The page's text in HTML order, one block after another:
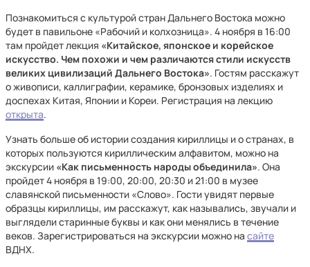
Познакомиться с культурой стран Дальнего Востока можно
будет в павильоне «Рабочий и колхозница». 4 ноября в 16:00
там пройдет лекция «Китайское, японское и корейское
искусство. Чем похожи и чем различаются стили искусств
великих цивилизаций Дальнего Востока». Гостям расскажут
о живописи, каллиграфии, керамике, бронзовых изделиях и
доспехах Китая, Японии и Кореи. Регистрация на лекцию
открыта.
Узнать больше об истории создания кириллицы и о странах, в
которых пользуются кириллическим алфавитом, можно на
экскурсии «Как письменность народы объединила». Она
пройдет 4 ноября в 19:00, 20:00, 20:30 и 21:00 в музее
славянской письменности «Слово». Гости увидят первые
образцы кириллицы, им расскажут, как назывались, звучали и
выглядели старинные буквы и как они менялись в течение
веков. Зарегистрироваться на экскурсии можно на сайте
ВДНХ.